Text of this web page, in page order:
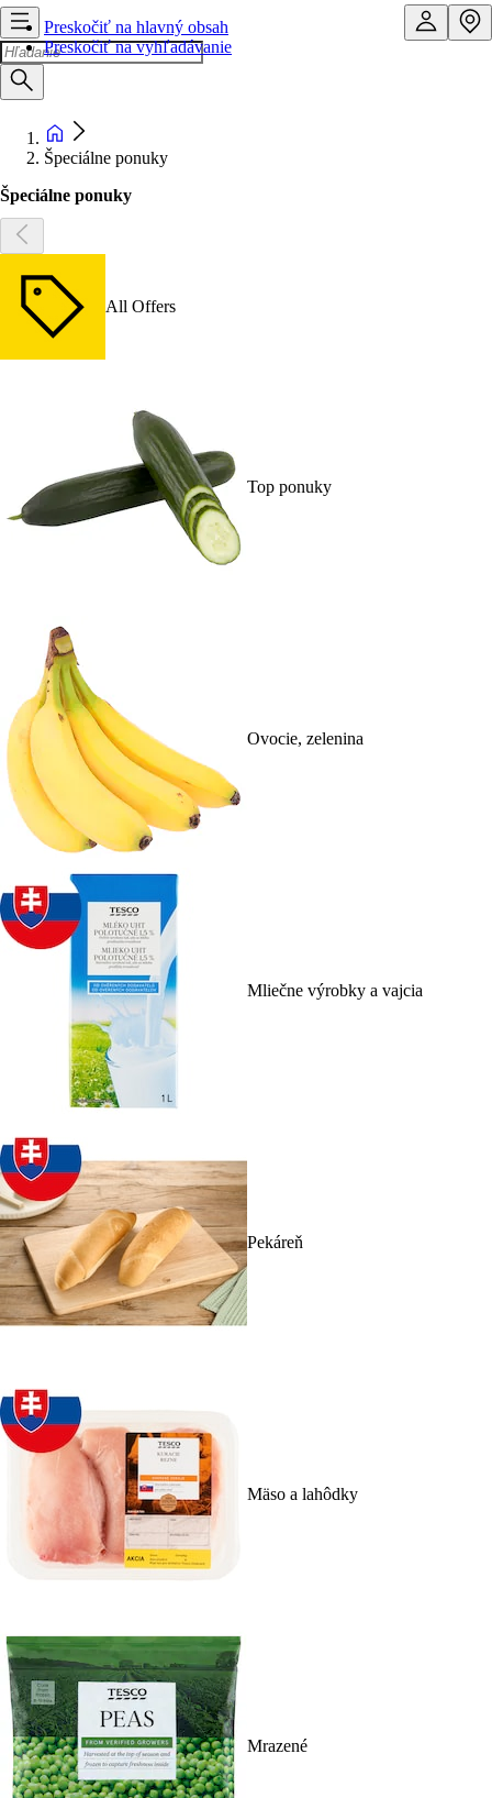
Preskočiť na hlavný obsah
Preskočiť na vyhľadávanie
Špeciálne ponuky
Špeciálne ponuky
All Offers
Top ponuky
Ovocie, zelenina
Mliečne výrobky a vajcia
Pekáreň
Mäso a lahôdky
Mrazené